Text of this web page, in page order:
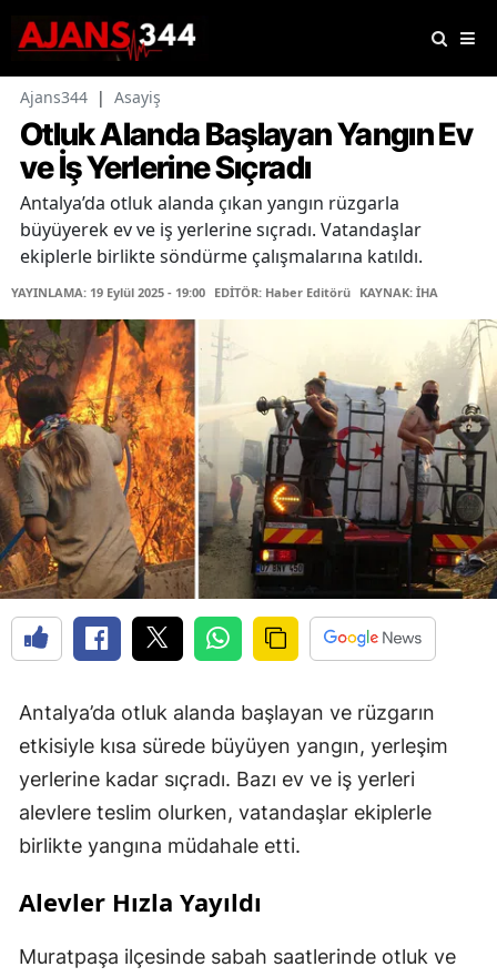
Ajans344 | Asayiş
Otluk Alanda Başlayan Yangın Ev
ve İş Yerlerine Sıçradı
Antalya’da otluk alanda çıkan yangın rüzgarla
büyüyerek ev ve iş yerlerine sıçradı. Vatandaşlar
ekiplerle birlikte söndürme çalışmalarına katıldı.
YAYINLAMA: 19 Eylül 2025 - 19:00 EDİTÖR: Haber Editörü KAYNAK: İHA
Antalya’da otluk alanda başlayan ve rüzgarın
etkisiyle kısa sürede büyüyen yangın, yerleşim
yerlerine kadar sıçradı. Bazı ev ve iş yerleri
alevlere teslim olurken, vatandaşlar ekiplerle
birlikte yangına müdahale etti.
Alevler Hızla Yayıldı
Muratpaşa ilçesinde sabah saatlerinde otluk ve